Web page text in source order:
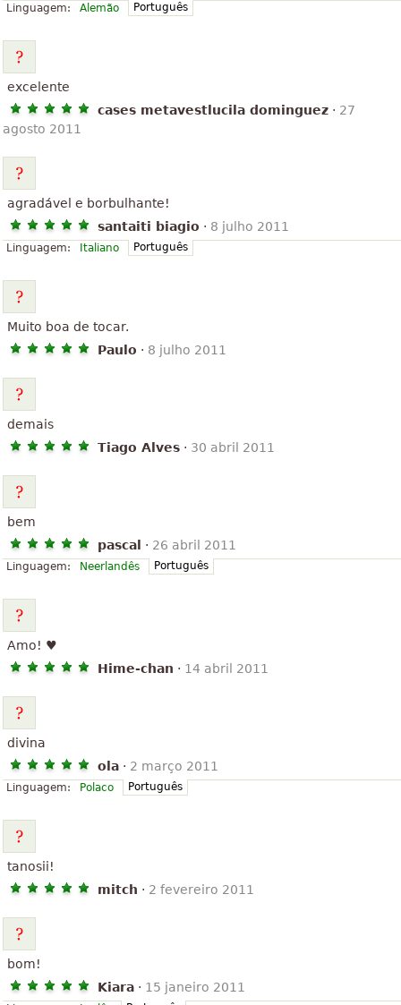
Linguagem: Alemão Português
excelente
cases metavestlucila dominguez · 27
agosto 2011
agradável e borbulhante!
santaiti biagio · 8 julho 2011
Linguagem: Italiano Português
Muito boa de tocar.
Paulo · 8 julho 2011
demais
Tiago Alves · 30 abril 2011
bem
pascal
· 26 abril 2011
Linguagem: Neerlandês Português
Amo! ♥
Hime-chan · 14 abril 2011
divina
ola · 2 março 2011
Linguagem: Polaco Português
tanosii!
mitch · 2 fevereiro 2011
bom!
Kiara · 15 janeiro 2011